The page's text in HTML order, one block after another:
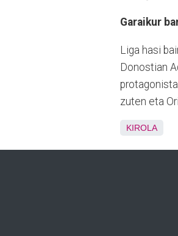
Garaikur
Liga hasi
Donostian
zuten eta
KIROLA